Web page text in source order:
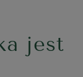
jest